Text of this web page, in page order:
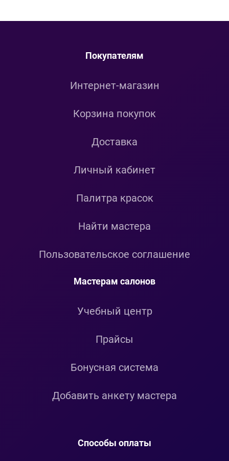
Покупателям
Интернет-магазин
Корзина покупок
Доставка
Личный кабинет
Палитра красок
Найти мастера
Пользовательское соглашение
Мастерам салонов
Учебный центр
Прайсы
Бонусная система
Добавить анкету мастера
Способы оплаты